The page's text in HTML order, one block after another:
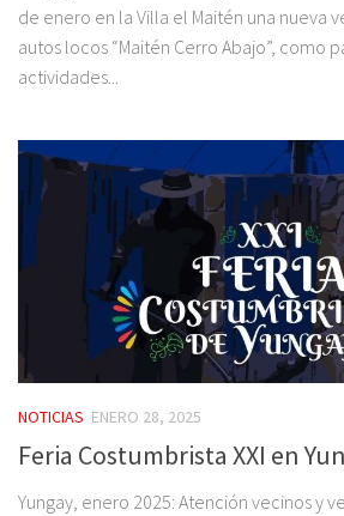
de enero en la Villa el Maitén una nueva
autos locos “Maitén Cerro Abajo”, como
actividades...
NOTICIAS ENERO 28, 2025
Feria Costumbrista XXI en
Yungay, enero 2025: Atención vecinos y